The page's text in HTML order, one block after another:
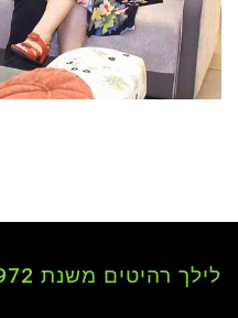
לילך רהיטים משנת 1972